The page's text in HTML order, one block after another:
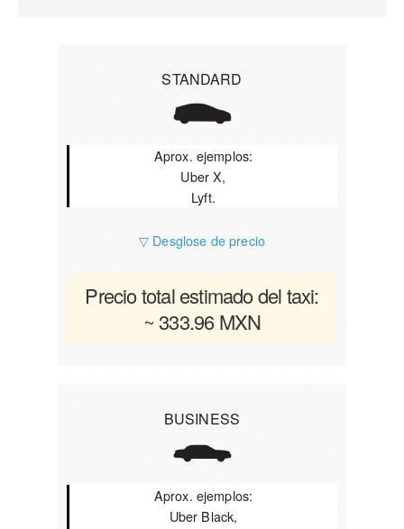
STANDARD
Aprox. ejemplos:
Uber X,
Lyft.
▽ Desglose de precio
Precio total estimado del taxi:
~ 333.96 MXN
BUSINESS
Aprox. ejemplos:
Uber Black,